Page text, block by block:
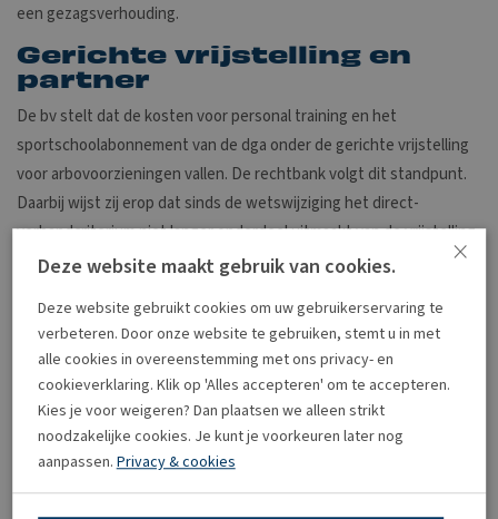
een gezagsverhouding.
Gerichte vrijstelling en
partner
De bv stelt dat de kosten voor personal training en het
sportschoolabonnement van de dga onder de gerichte vrijstelling
voor arbovoorzieningen vallen. De rechtbank volgt dit standpunt.
Daarbij wijst zij erop dat sinds de wetswijziging het direct-
verbandcriterium niet langer onderdeel uitmaakt van de vrijstelling
voor arbovoorzieningen. Onder de omstandigheden van deze zaak
vallen. De kosten voor de partner van de dga vallen hier echter niet
onder, omdat zij geen werknemer van de bv is.
Werkplek
De inspecteur betwist ook dat de voorzieningen op de werkplek
zijn verbruikt. De rechtbank stelt vast dat arbovoorzieningen ook
Verder slaagt het standpunt van de inspecteur over de
×
Deze website maakt gebruik van cookies.
Deze website gebruikt cookies om uw gebruikerservaring te
verbeteren. Door onze website te gebruiken, stemt u in met
alle cookies in overeenstemming met ons privacy- en
cookieverklaring. Klik op 'Alles accepteren' om te accepteren.
Kies je voor weigeren? Dan plaatsen we alleen strikt
noodzakelijke cookies. Je kunt je voorkeuren later nog
aanpassen. Privacy & cookies